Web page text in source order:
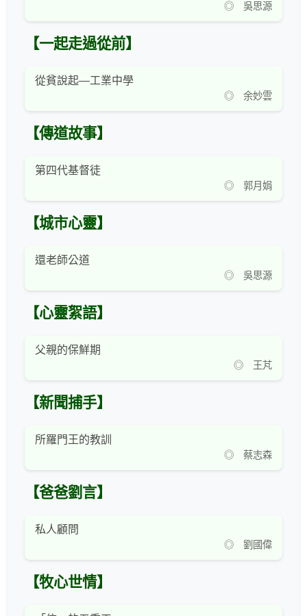
◎ 吳思源
【一起走過從前】
從貧說起—工業中學
◎ 余妙雲
【傳道故事】
第四代基督徒
◎ 郭月娟
【城市心靈】
還老師公道
◎ 吳思源
【心靈絮語】
父親的保鮮期
◎ 王芃
【新聞捕手】
所羅門王的教訓
◎ 蔡志森
【爸爸劉言】
私人顧問
◎ 劉國偉
【牧心世情】